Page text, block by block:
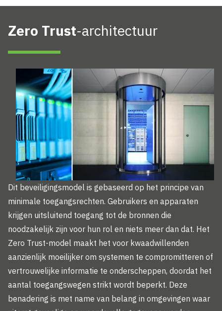
Zero Trust-architectuur
Dit beveiligingsmodel is gebaseerd op het principe van
minimale toegangsrechten. Gebruikers en apparaten
krijgen uitsluitend toegang tot de bronnen die
noodzakelijk zijn voor hun rol en niets meer dan dat. Het
Zero Trust-model maakt het voor kwaadwillenden
aanzienlijk moeilijker om systemen te compromitteren of
vertrouwelijke informatie te onderscheppen, doordat het
aantal toegangswegen strikt wordt beperkt. Deze
benadering is met name van belang in omgevingen waar